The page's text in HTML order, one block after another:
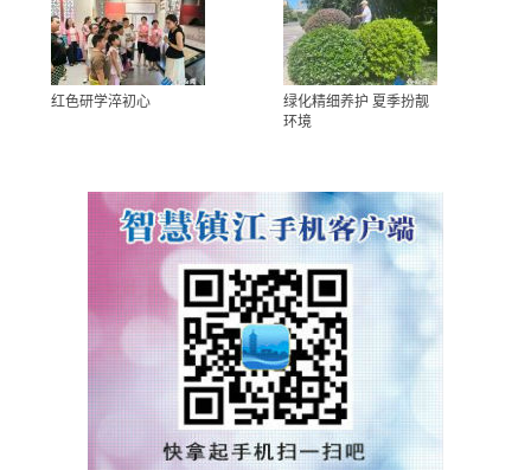
红色研学淬初心
绿化精细养护 夏季扮靓
环境